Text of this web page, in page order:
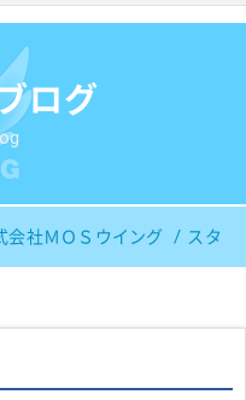
ログ
会社ＭＯＳウイング スタッ